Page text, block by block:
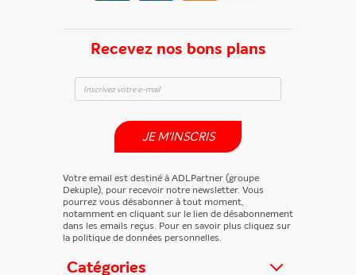
Catégories
Recevez nos bons plans
JE M'INSCRIS
Votre email est destiné à ADLPartner (groupe
Dekuple), pour recevoir notre newsletter. Vous
pourrez vous désabonner à tout moment,
notamment en cliquant sur le lien de désabonnement
dans les emails reçus. Pour en savoir plus cliquez sur
la politique de données personnelles.